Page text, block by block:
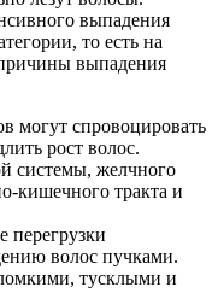
выпадения
то есть на
выпадения
могут спровоцировать
рост волос.
системы, желчного
кишечного тракта и
перегрузки
волос пучками.
тусклыми и